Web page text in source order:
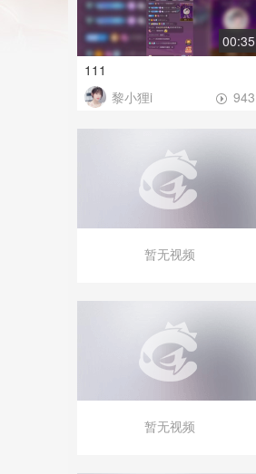
00:35
111
943
黎小狸i